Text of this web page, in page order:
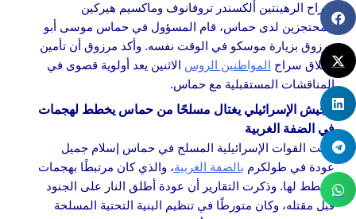
سراح الرهينتين ألكسندر تروفانوف وماكسيم هيركين
المحتجزين لدى حماس، قام المسؤول في حماس موسى أبو
مرزوق بزيارة موسكو في الوقت نفسه. وأكد مرزوق أن تأمين
إطلاق سراح المواطنين الروس الاثنين يعد أولوية قصوى في
المناقشات المستقبلية مع حماس.
الجيش الإسرائيلي يغتال مسلحًا من حماس يخطط لهجمات
في الضفة الغربية
قتلت القوات الإسرائيلية المسلح في حماس إسلام جميل
عودة في طولكرم بالضفة الغربية، والذي كان مرتبطًا بهجمات
مخطط لها. وذكرت التقارير أن عودة أطلق النار على الجنود
قبل مقتله، وكان متورطًا في تنظيم البنية التحتية المسلحة